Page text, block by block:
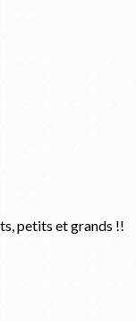
petits et grands !!